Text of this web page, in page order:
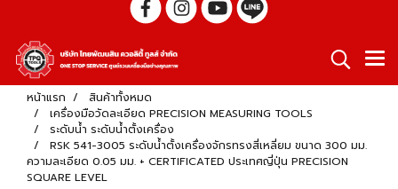
หน้าแรก
สินค้าทั้งหมด
เครื่องมือวัดละเอียด PRECISION MEASURING TOOLS
ระดับน้ำ ระดับน้ำตั้งเครื่อง
RSK 541-3005 ระดับน้ำตั้งเครื่องจักรทรงสี่เหลี่ยม ขนาด 300 มม.
ความละเอียด 0.05 มม. + CERTIFICATED ประเทศญี่ปุ่น PRECISION
SQUARE LEVEL